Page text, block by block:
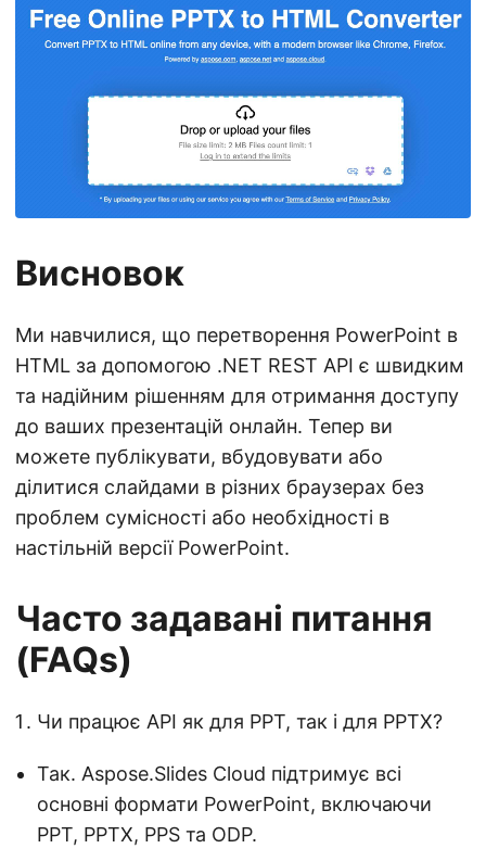
Висновок
Ми навчилися, що перетворення PowerPoint в
HTML за допомогою .NET REST API є швидким
та надійним рішенням для отримання доступу
до ваших презентацій онлайн. Тепер ви
можете публікувати, вбудовувати або
ділитися слайдами в різних браузерах без
проблем сумісності або необхідності в
настільній версії PowerPoint.
Часто задавані питання
(FAQs)
Чи працює API як для PPT, так і для PPTX?
Так. Aspose.Slides Cloud підтримує всі
основні формати PowerPoint, включаючи
PPT, PPTX, PPS та ODP.